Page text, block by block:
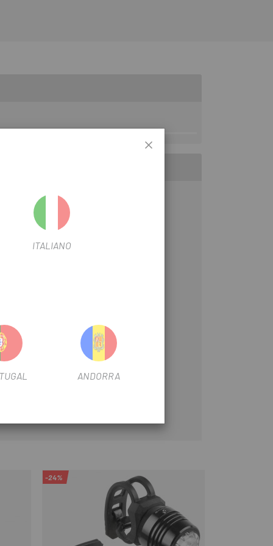
-24%
ITALIANO
ANDORRA